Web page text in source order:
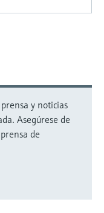
y noticias
Asegúrese de
de